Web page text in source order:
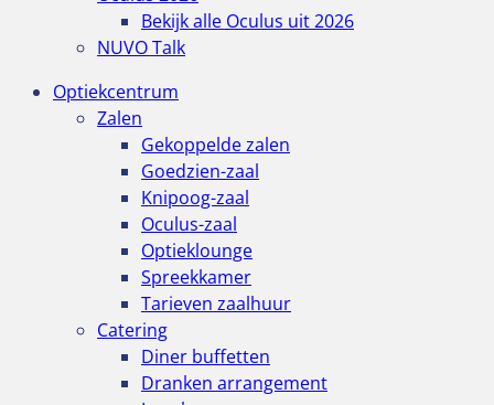
Bekijk alle Oculus uit 2026
NUVO Talk
Optiekcentrum
Zalen
Gekoppelde zalen
Goedzien-zaal
Knipoog-zaal
Oculus-zaal
Optieklounge
Spreekkamer
Tarieven zaalhuur
Catering
Diner buffetten
Dranken arrangement